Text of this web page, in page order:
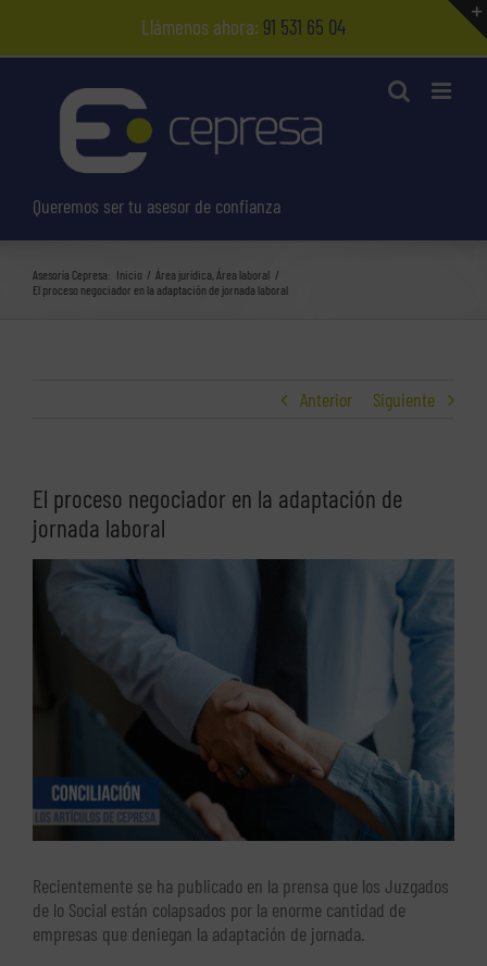
contenido
Llámenos ahora: 91 531 65 04
Queremos ser tu asesor de confianza
Asesoría Cepresa: Inicio Área jurídica Área laboral
El proceso negociador en la adaptación de jornada laboral
Anterior Siguiente
El proceso negociador en la adaptación de
jornada laboral
más
grande
Recientemente se ha publicado en la prensa que los Juzgados
de lo Social están colapsados por la enorme cantidad de
empresas que deniegan la adaptación de jornada.